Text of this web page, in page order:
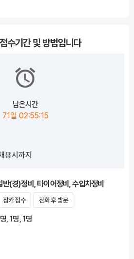
수기간 및 방법입니다
남은시간
71일 02:55:15
용시까지
반(경)정비, 타이어정비, 수입차정비
잡카 접수 전화 후 방문
, 1명, 1명